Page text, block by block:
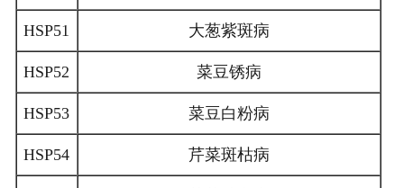
HSP51 大葱紫斑病
HSP52 菜豆锈病
HSP53 菜豆白粉病
HSP54 芹菜斑枯病